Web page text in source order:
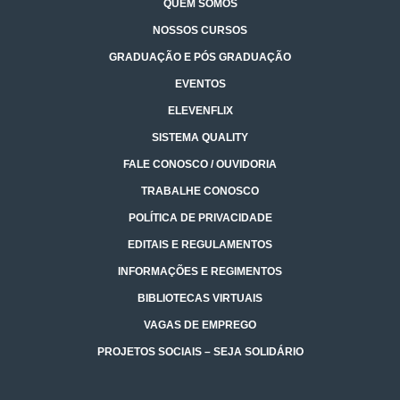
QUEM SOMOS
NOSSOS CURSOS
GRADUAÇÃO E PÓS GRADUAÇÃO
EVENTOS
ELEVENFLIX
SISTEMA QUALITY
FALE CONOSCO / OUVIDORIA
TRABALHE CONOSCO
POLÍTICA DE PRIVACIDADE
EDITAIS E REGULAMENTOS
INFORMAÇÕES E REGIMENTOS
BIBLIOTECAS VIRTUAIS
VAGAS DE EMPREGO
PROJETOS SOCIAIS – SEJA SOLIDÁRIO